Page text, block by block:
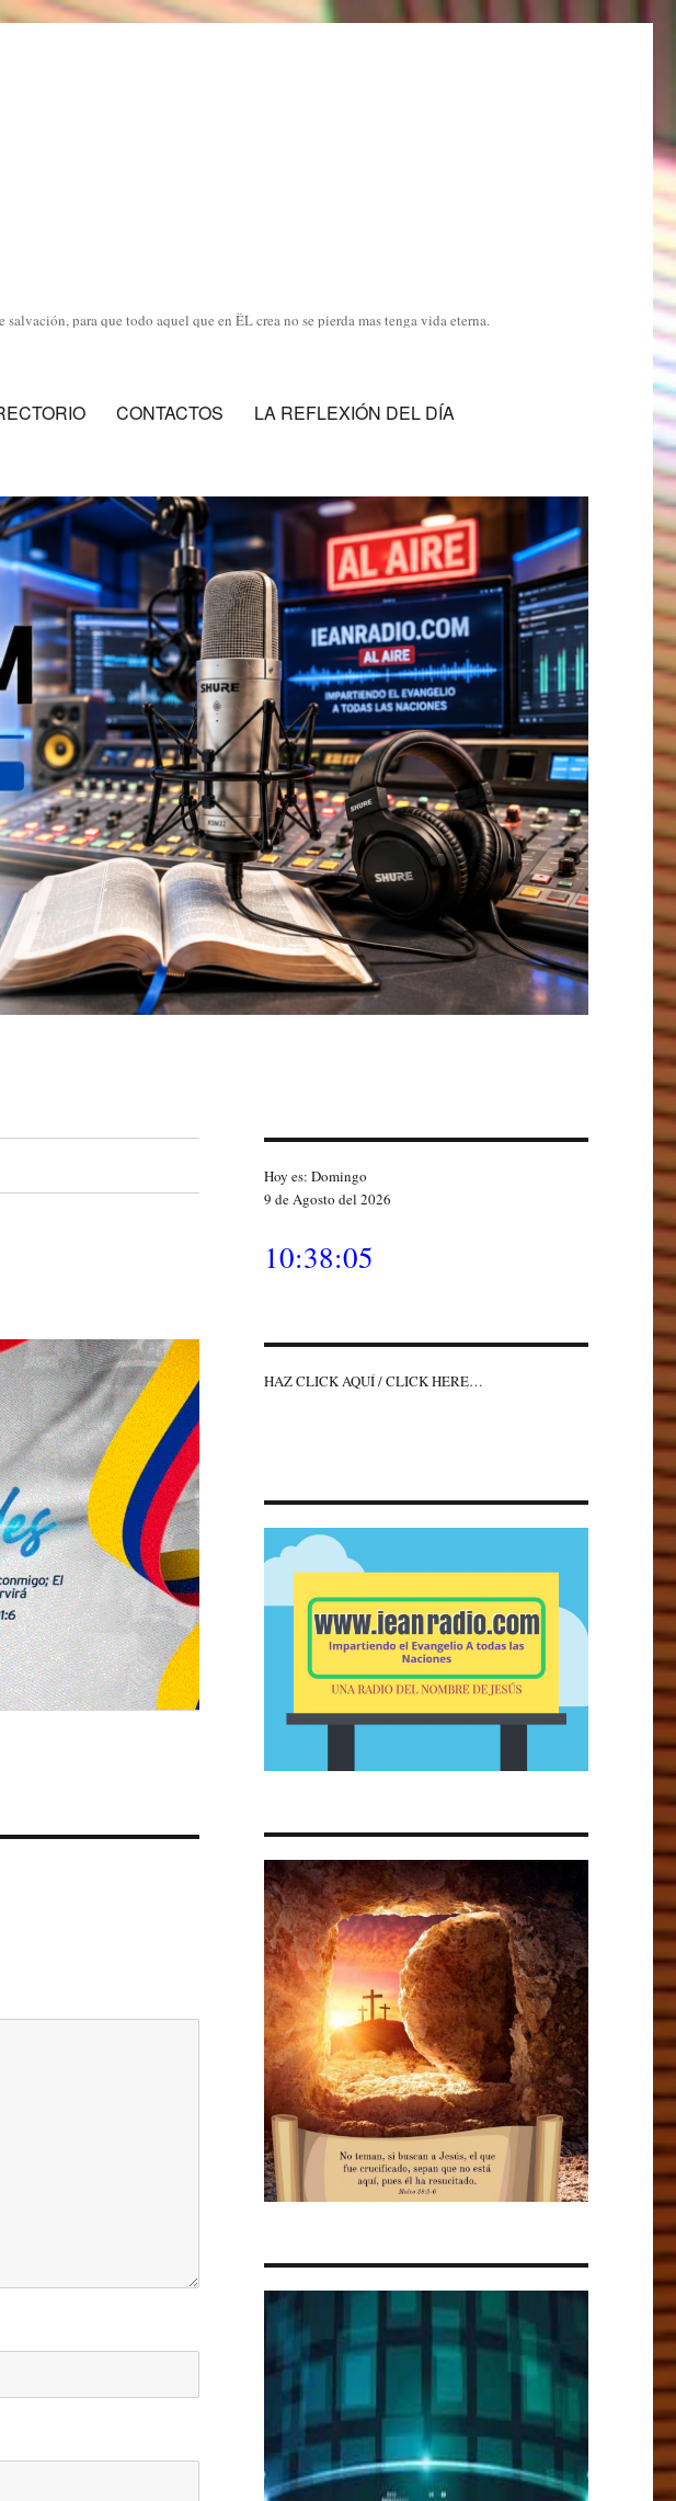
para que todo aquel que en ËL crea no se pierda mas tenga vida eterna.
CONTACTOS LA REFLEXIÓN DEL DÍA
Hoy es: Domingo
9 de Agosto del 2026
10:38:07
HAZ CLICK AQUÍ / CLICK HERE…